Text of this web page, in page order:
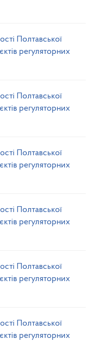
Полтавської
регуляторних
Полтавської
регуляторних
Полтавської
регуляторних
Полтавської
регуляторних
Полтавської
регуляторних
Полтавської
регуляторних